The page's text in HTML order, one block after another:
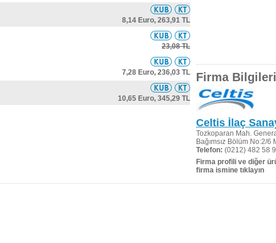
8,14 Euro, 263,91 TL
23,08 TL
7,28 Euro, 236,03 TL
10,65 Euro, 345,29 TL
Firma Bilgileri
Celtis İlaç
Tozkoparan Mah.
Bağımsız Bölüm No:2/6
Telefon: (0212) 482 58
Firma profili ve diğer
firma ismine tıklayın